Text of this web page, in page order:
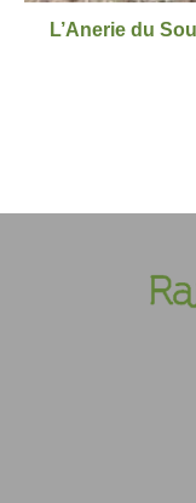
L’Anerie du